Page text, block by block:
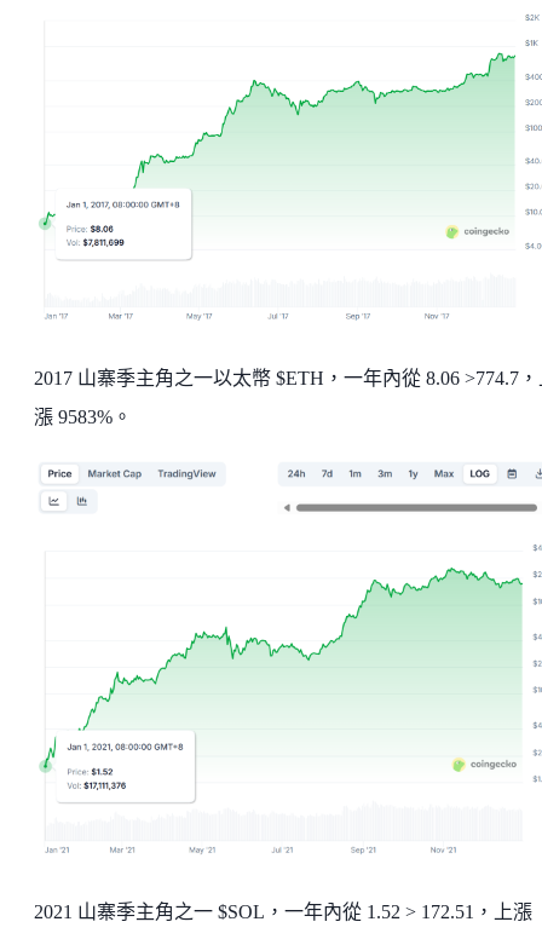
2017 山寨季主角之一以太幣 $ETH，一年內從 8.06 >774.7
漲 9583%。
2021 山寨季主角之一 $SOL，一年內從 1.52 > 172.51，上漲